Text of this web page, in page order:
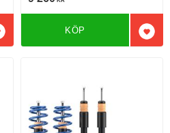
till i favoriter
KÖP